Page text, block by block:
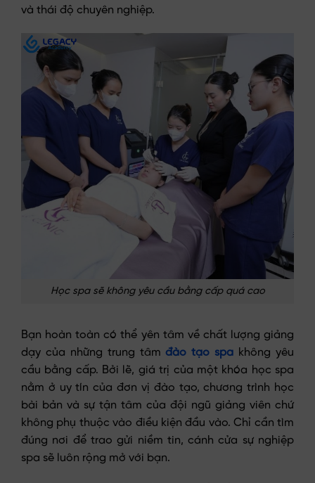
và thái độ chuyên nghiệp.
Học spa sẽ không yêu cầu bằng cấp quá cao
Bạn hoàn toàn có thể yên tâm về chất lượng giảng
dạy của những trung tâmđào tạo spa không yêu
cầu bằng cấp. Bởi lẽ, giá trị của một khóa học spa
nằm ở uy tín của đơn vị đào tạo, chương trình học
bài bản và sự tận tâm của đội ngũ giảng viên chứ
không phụ thuộc vào điều kiện đầu vào. Chỉ cần tìm
đúng nơi để trao gửi niềm tin, cánh cửa sự nghiệp
spa sẽ luôn rộng mở với bạn.